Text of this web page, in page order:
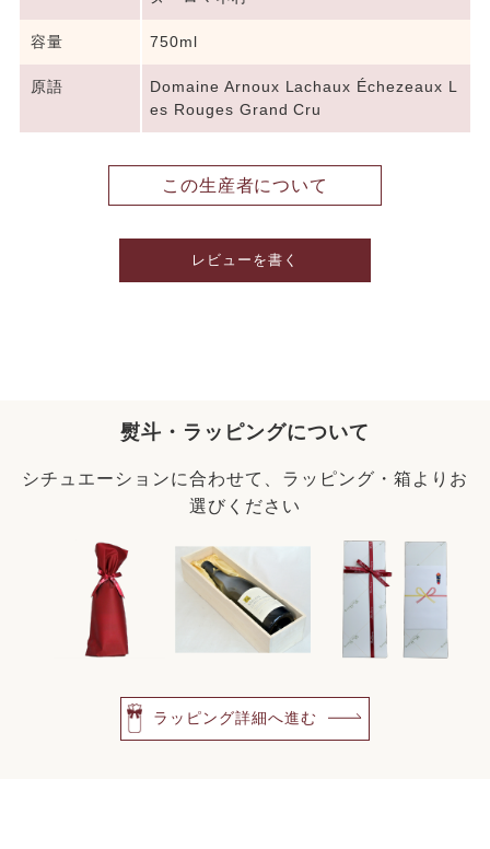
容量 750ml
原語
Domaine Arnoux Lachaux Échezeaux L
es Rouges Grand Cru
この生産者について
レビューを書く
熨斗・ラッピングについて
シチュエーションに合わせて、ラッピング・箱よりお
選びください
ラッピング詳細へ進む